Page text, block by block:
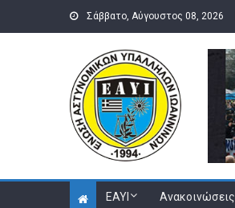
Skip to content Σάββατο, Αύγουστος 08, 2026
ΕΑΥΙ Ανακοινώσεις